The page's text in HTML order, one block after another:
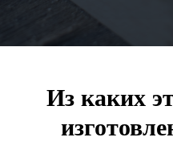
Из каких